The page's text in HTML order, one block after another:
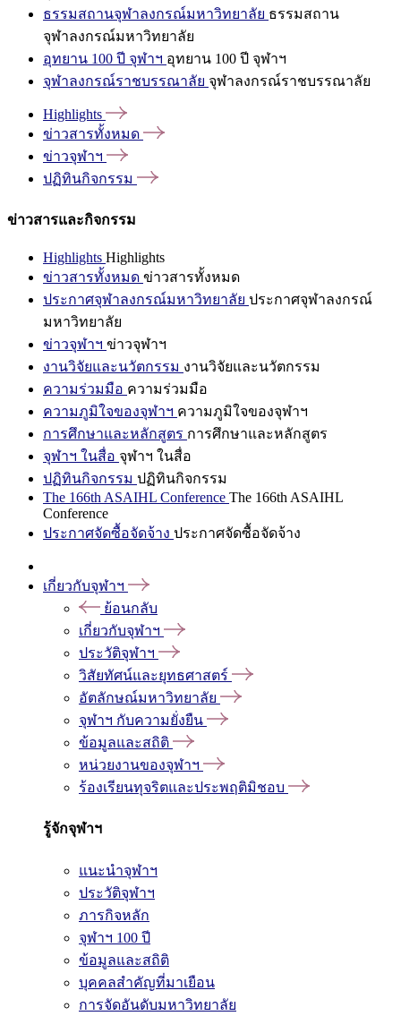
ธรรมสถานจุฬาลงกรณ์มหาวิทยาลัย ธรรมสถาน
จุฬาลงกรณ์มหาวิทยาลัย
อุทยาน 100 ปี จุฬาฯ อุทยาน 100 ปี จุฬาฯ
จุฬาลงกรณ์ราชบรรณาลัย จุฬาลงกรณ์ราชบรรณาลัย
Highlights
ข่าวสารทั้งหมด
ข่าวจุฬาฯ
ปฏิทินกิจกรรม
ข่าวสารและกิจกรรม
Highlights Highlights
ข่าวสารทั้งหมด ข่าวสารทั้งหมด
ประกาศจุฬาลงกรณ์มหาวิทยาลัย ประกาศจุฬาลงกรณ์
มหาวิทยาลัย
ข่าวจุฬาฯ ข่าวจุฬาฯ
งานวิจัยและนวัตกรรม งานวิจัยและนวัตกรรม
ความร่วมมือ ความร่วมมือ
ความภูมิใจของจุฬาฯ ความภูมิใจของจุฬาฯ
การศึกษาและหลักสูตร การศึกษาและหลักสูตร
จุฬาฯ ในสื่อ จุฬาฯ ในสื่อ
ปฏิทินกิจกรรม ปฏิทินกิจกรรม
The 166th ASAIHL Conference The 166th ASAIHL
Conference
ประกาศจัดซื้อจัดจ้าง ประกาศจัดซื้อจัดจ้าง
เกี่ยวกับจุฬาฯ
ย้อนกลับ
เกี่ยวกับจุฬาฯ
ประวัติจุฬาฯ
วิสัยทัศน์และยุทธศาสตร์
อัตลักษณ์มหาวิทยาลัย
จุฬาฯ กับความยั่งยืน
ข้อมูลและสถิติ
หน่วยงานของจุฬาฯ
ร้องเรียนทุจริตและประพฤติมิชอบ
รู้จักจุฬาฯ
แนะนำจุฬาฯ
ประวัติจุฬาฯ
ภารกิจหลัก
จุฬาฯ 100 ปี
ข้อมูลและสถิติ
บุคคลสำคัญที่มาเยือน
การจัดอันดับมหาวิทยาลัย